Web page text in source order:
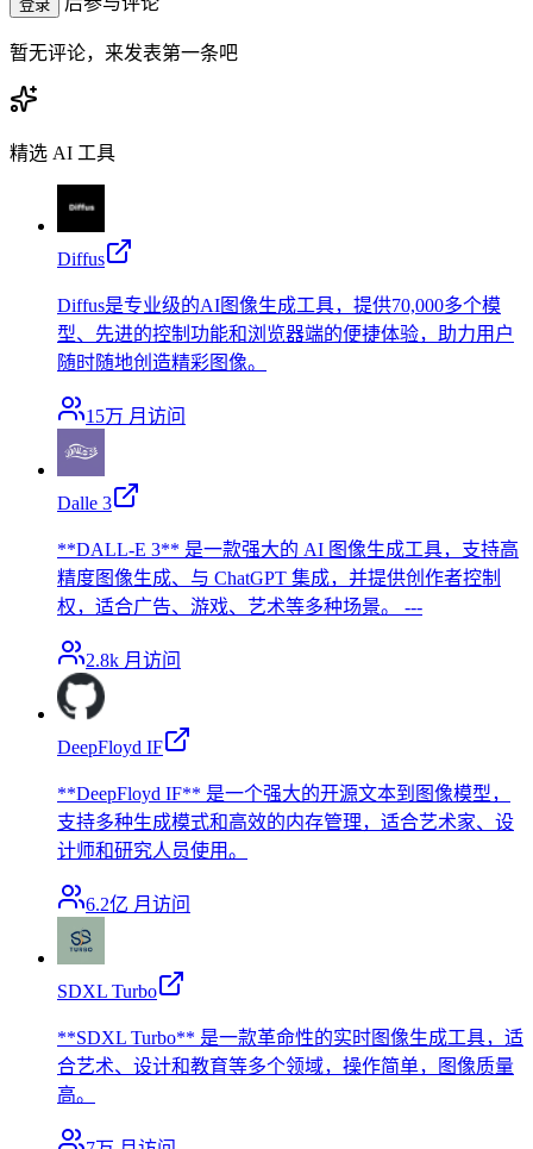
登录
暂无评论，来发表第一条吧
精选 AI 工具
Diffus
Diffus是专业级的AI图像生成工具，提供70,000多个模
型、先进的控制功能和浏览器端的便捷体验，助力用户
随时随地创造精彩图像。
15万 月访问
Dalle 3
**DALL-E 3** 是一款强大的 AI 图像生成工具，支持高
精度图像生成、与 ChatGPT 集成，并提供创作者控制
权，适合广告、游戏、艺术等多种场景。 ---
2.8k 月访问
DeepFloyd IF
**DeepFloyd IF** 是一个强大的开源文本到图像模型，
支持多种生成模式和高效的内存管理，适合艺术家、设
计师和研究人员使用。
6.2亿 月访问
SDXL Turbo
**SDXL Turbo** 是一款革命性的实时图像生成工具，适
合艺术、设计和教育等多个领域，操作简单，图像质量
高。